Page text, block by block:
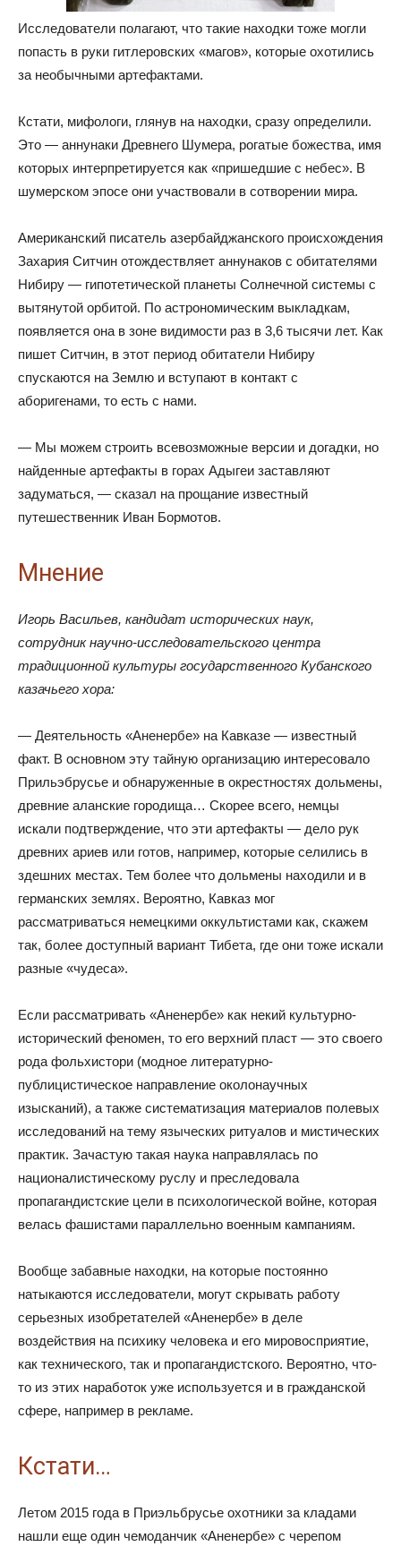
Исследователи полагают, что такие находки тоже могли
попасть в руки гитлеровских «магов», которые охотились
за необычными артефактами.
Кстати, мифологи, глянув на находки, сразу определили.
Это — аннунаки Древнего Шумера, рогатые божества, имя
которых интерпретируется как «пришедшие с небес». В
шумерском эпосе они участвовали в сотворении мира.
Американский писатель азербайджанского происхождения
Захария Ситчин отождествляет аннунаков с обитателями
Нибиру — гипотетической планеты Солнечной системы с
вытянутой орбитой. По астрономическим выкладкам,
появляется она в зоне видимости раз в 3,6 тысячи лет. Как
пишет Ситчин, в этот период обитатели Нибиру
спускаются на Землю и вступают в контакт с
аборигенами, то есть с нами.
— Мы можем строить всевозможные версии и догадки, но
найденные артефакты в горах Адыгеи заставляют
задуматься, — сказал на прощание известный
путешественник Иван Бормотов.
Мнение
Игорь Васильев, кандидат исторических наук,
сотрудник научно-исследовательского центра
традиционной культуры государственного Кубанского
казачьего хора:
— Деятельность «Аненербе» на Кавказе — известный
факт. В основном эту тайную организацию интересовало
Прильэбрусье и обнаруженные в окрестностях дольмены,
древние аланские городища… Скорее всего, немцы
искали подтверждение, что эти артефакты — дело рук
древних ариев или готов, например, которые селились в
здешних местах. Тем более что дольмены находили и в
германских землях. Вероятно, Кавказ мог
рассматриваться немецкими оккультистами как, скажем
так, более доступный вариант Тибета, где они тоже искали
разные «чудеса».
Если рассматривать «Аненербе» как некий культурно-
исторический феномен, то его верхний пласт — это своего
рода фольхистори (модное литературно-
публицистическое направление околонаучных
изысканий), а также систематизация материалов полевых
исследований на тему языческих ритуалов и мистических
практик. Зачастую такая наука направлялась по
националистическому руслу и преследовала
пропагандистские цели в психологической войне, которая
велась фашистами параллельно военным кампаниям.
Вообще забавные находки, на которые постоянно
натыкаются исследователи, могут скрывать работу
серьезных изобретателей «Аненербе» в деле
воздействия на психику человека и его мировосприятие,
как технического, так и пропагандистского. Вероятно, что-
то из этих наработок уже используется и в гражданской
сфере, например в рекламе.
Кстати…
Летом 2015 года в Приэльбрусье охотники за кладами
нашли еще один чемоданчик «Аненербе» с черепом